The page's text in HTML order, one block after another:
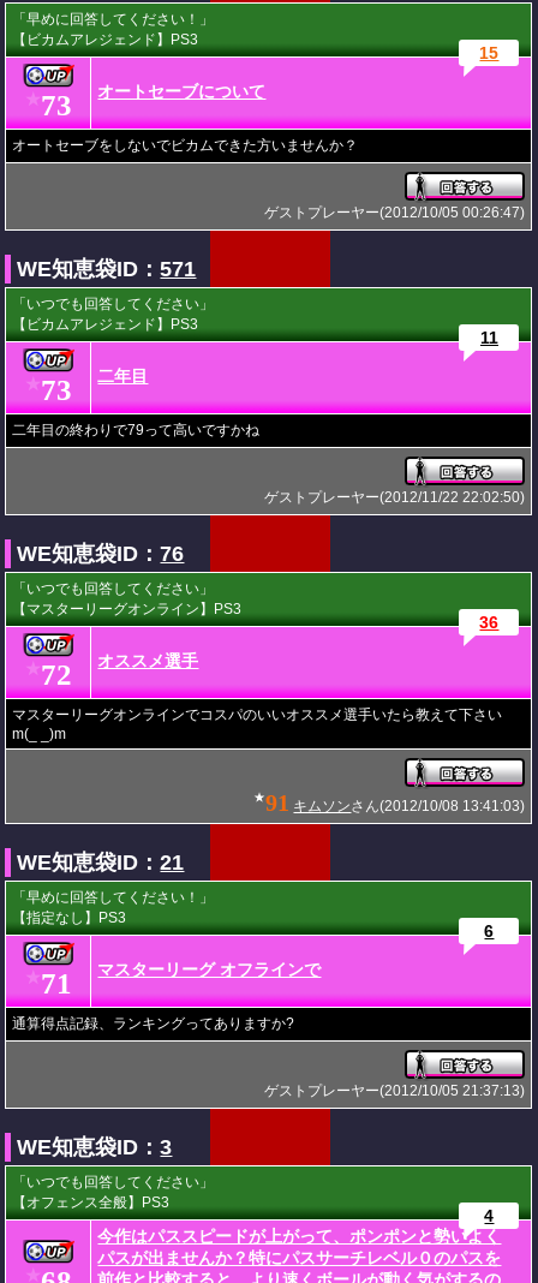
「早めに回答してください！」
【ビカムアレジェンド】PS3
★73 オートセーブについて
15
オートセーブをしないでビカムできた方いませんか？
ゲストプレーヤー(2012/10/05 00:26:47)
WE知恵袋ID：571
「いつでも回答してください」
【ビカムアレジェンド】PS3
★73 二年目
11
二年目の終わりで79って高いですかね
ゲストプレーヤー(2012/11/22 22:02:50)
WE知恵袋ID：76
「いつでも回答してください」
【マスターリーグオンライン】PS3
★72 オススメ選手
36
マスターリーグオンラインでコスパのいいオススメ選手いたら教えて下さい
m(_ _)m
★91 キムソンさん(2012/10/08 13:41:03)
WE知恵袋ID：21
「早めに回答してください！」
【指定なし】PS3
★71 マスターリーグ オフラインで
6
通算得点記録、ランキングってありますか?
ゲストプレーヤー(2012/10/05 21:37:13)
WE知恵袋ID：3
「いつでも回答してください」
【オフェンス全般】PS3
★
今作はパススピードが上がって、ポンポンと勢いよく
パスが出ませんか？特にパスサーチレベル０のパスを
4